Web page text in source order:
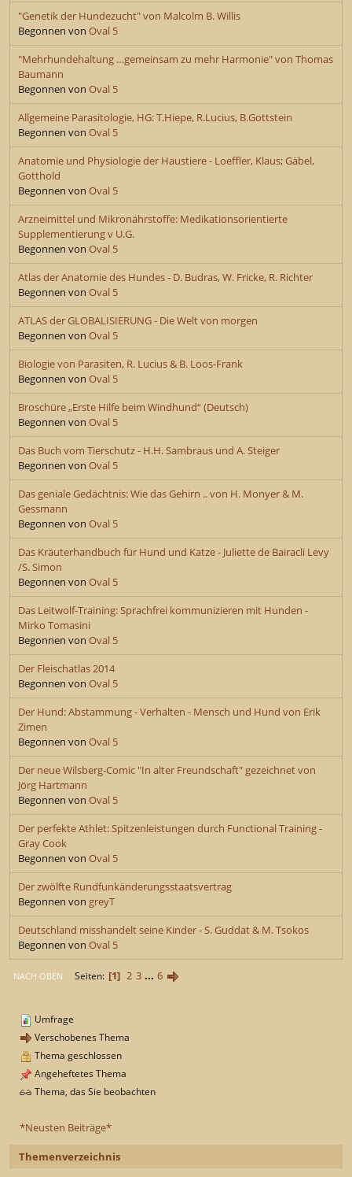
*Neusten Beiträge*
Themenverzeichnis
"Genetik der Hundezucht" von Malcolm B. Willis
Begonnen von Oval 5
"Mehrhundehaltung …gemeinsam zu mehr Harmonie" von Thomas
Baumann
Begonnen von Oval 5
Allgemeine Parasitologie, HG: T.Hiepe, R.Lucius, B.Gottstein
Begonnen von Oval 5
Anatomie und Physiologie der Haustiere - Loeffler, Klaus; Gäbel,
Gotthold
Begonnen von Oval 5
Arzneimittel und Mikronährstoffe: Medikationsorientierte
Supplementierung v U.G.
Begonnen von Oval 5
Atlas der Anatomie des Hundes - D. Budras, W. Fricke, R. Richter
Begonnen von Oval 5
ATLAS der GLOBALISIERUNG - Die Welt von morgen
Begonnen von Oval 5
Biologie von Parasiten, R. Lucius & B. Loos-Frank
Begonnen von Oval 5
Broschüre „Erste Hilfe beim Windhund“ (Deutsch)
Begonnen von Oval 5
Das Buch vom Tierschutz - H.H. Sambraus und A. Steiger
Begonnen von Oval 5
Das geniale Gedächtnis: Wie das Gehirn .. von H. Monyer & M.
Gessmann
Begonnen von Oval 5
Das Kräuterhandbuch für Hund und Katze - Juliette de Bairacli Levy
/S. Simon
Begonnen von Oval 5
Das Leitwolf-Training: Sprachfrei kommunizieren mit Hunden -
Mirko Tomasini
Begonnen von Oval 5
Der Fleischatlas 2014
Begonnen von Oval 5
Der Hund: Abstammung - Verhalten - Mensch und Hund von Erik
Zimen
Begonnen von Oval 5
Der neue Wilsberg-Comic "In alter Freundschaft" gezeichnet von
Jörg Hartmann
Begonnen von Oval 5
Der perfekte Athlet: Spitzenleistungen durch Functional Training -
Gray Cook
Begonnen von Oval 5
Der zwölfte Rundfunkänderungsstaatsvertrag
Begonnen von greyT
Deutschland misshandelt seine Kinder - S. Guddat & M. Tsokos
Begonnen von Oval 5
NACH OBEN Seiten 1 2 3 ... 6
Umfrage
Verschobenes Thema
Thema geschlossen
Angeheftetes Thema
Thema, das Sie beobachten